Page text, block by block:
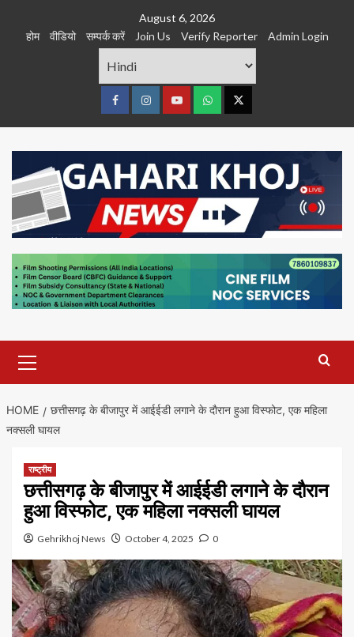
August 6, 2026
होम
वीडियो सम्पर्क करें Join Us Verify Reporter Admin Login
FacebookInstagramyoutubeWhatsTwitter
Menu
HOME
छत्तीसगढ़ के बीजापुर में आईईडी लगाने के दाैरान हुआ विस्फोट, एक महिला
नक्सली घायल
राष्ट्रीय
छत्तीसगढ़ के बीजापुर में आईईडी लगाने के दाैरान
हुआ विस्फोट, एक महिला नक्सली घायल
Gehrikhoj News October 4, 2025 0